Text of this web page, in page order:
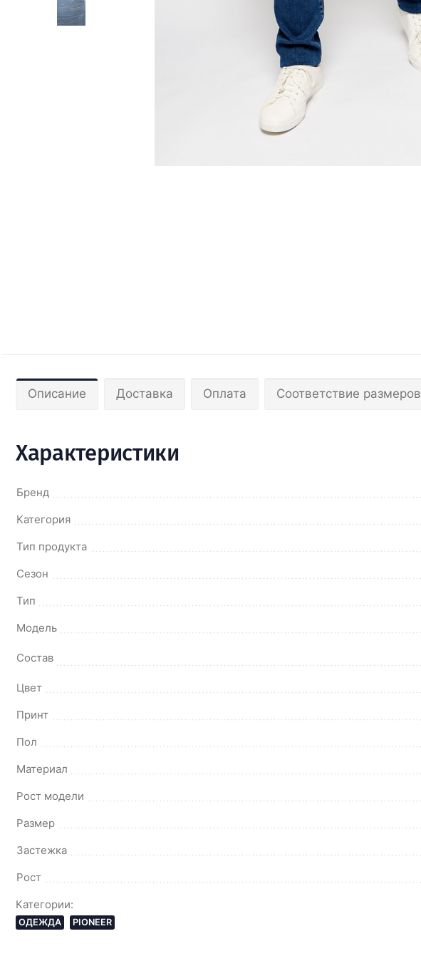
Описание Доставка Оплата Соответствие размеров
Характеристики
Бренд
Категория
Тип продукта
Сезон
Тип
Модель
Состав
Цвет
Принт
Пол
Материал
Рост модели
Размер
Застежка
Рост
Категории:
ОДЕЖДА PIONEER